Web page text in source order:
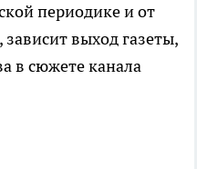
периодике и от
выход газеты,
в сюжете канала